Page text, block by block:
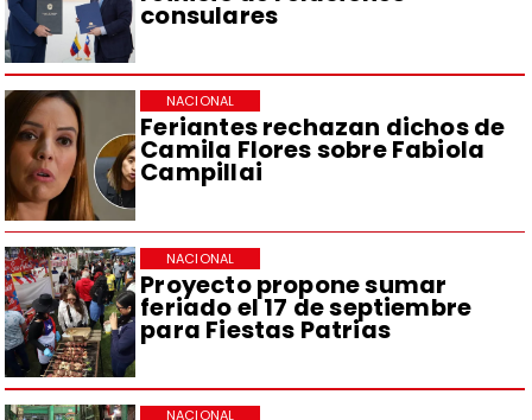
consulares
Feriantes rechazan dichos de
Camila Flores sobre Fabiola
Campillai
NACIONAL
Proyecto propone sumar
feriado el 17 de septiembre
para Fiestas Patrias
NACIONAL
NACIONAL